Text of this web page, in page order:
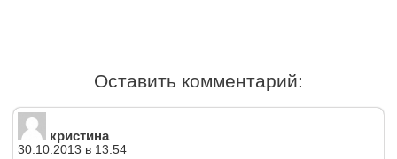
Оставить комментарий:
кристина
30.10.2013 в 13:54